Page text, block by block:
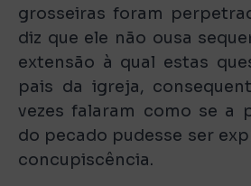
grosseiras foram
diz que ele não ousa
extensão à qual estas
pais da igreja,
vezes falaram como se a
do pecado pudesse ser
concupiscência.